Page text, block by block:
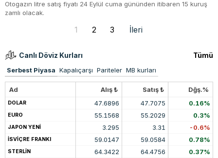
Otogazın litre satış fiyatı 24 Eylül cuma gününden itibaren 15 kuruş
zamlı olacak.
1 2 3 İleri
Canlı Döviz Kurları Tümü
Serbest Piyasa Kapalıçarşı Pariteler MB kurları
Ad Alış ₺ Satış ₺ Dğş.%
DOLAR 47.6896 47.7075 0.16%
EURO 55.1568 55.2029 0.3%
JAPON YENİ 3.295 3.31 -0.6%
İSVİÇRE FRANKI 59.0147 59.0584 0.78%
STERLİN 64.3422 64.4756 0.37%